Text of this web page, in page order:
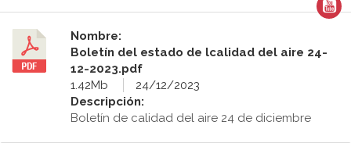
Nombre:
Boletín del estado de lcalidad del aire 24-
12-2023.pdf
1.42Mb
24/12/2023
Descripción:
Boletín de calidad del aire 24 de diciembre